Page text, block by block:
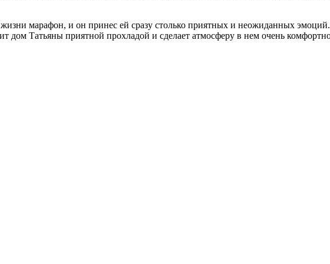
марафон, и он принес ей сразу столько приятных и неожиданных
дом Татьяны приятной прохладой и сделает атмосферу в нем очень